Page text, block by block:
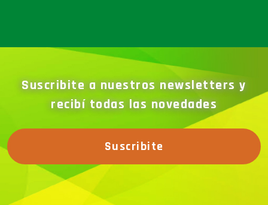
Suscribite a nuestros newsletters y
recibí todas las novedades
Suscribite